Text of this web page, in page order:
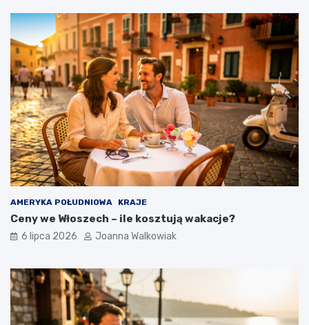
AMERYKA POŁUDNIOWA KRAJE
Ceny we Włoszech – ile kosztują wakacje?
6 lipca 2026 Joanna Walkowiak